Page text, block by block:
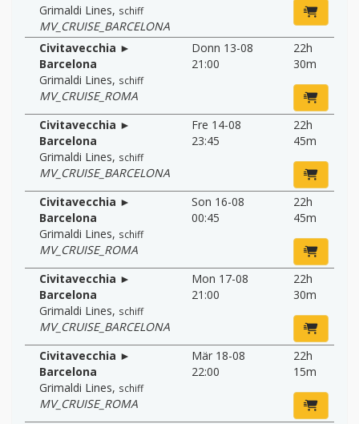
Grimaldi Lines, schiff
MV_CRUISE_BARCELONA
Civitavecchia ►
Barcelona
Grimaldi Lines, schiff
MV_CRUISE_ROMA
Donn 13-08
21:00
22h
30m
Civitavecchia ►
Barcelona
Grimaldi Lines, schiff
MV_CRUISE_BARCELONA
Fre 14-08
23:45
22h
45m
Civitavecchia ►
Barcelona
Grimaldi Lines, schiff
MV_CRUISE_ROMA
Son 16-08
00:45
22h
45m
Civitavecchia ►
Barcelona
Grimaldi Lines, schiff
MV_CRUISE_BARCELONA
Mon 17-08
21:00
22h
30m
Civitavecchia ►
Barcelona
Grimaldi Lines, schiff
MV_CRUISE_ROMA
Mär 18-08
22:00
22h
15m